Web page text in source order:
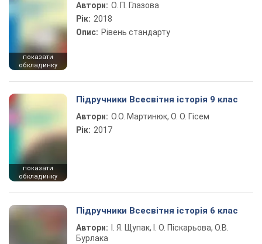
показати
обкладинку
Автори: О. П. Глазова
Рік: 2018
Опис: Рівень стандарту
показати
обкладинку
Підручники Всесвітня історія 9 клас
Автори: О.О. Мартинюк, О. О. Гісем
Рік: 2017
Підручники Всесвітня історія 6 клас
Автори:
І. Я. Щупак, І. О. Піскарьова, О.В.
Бурлака